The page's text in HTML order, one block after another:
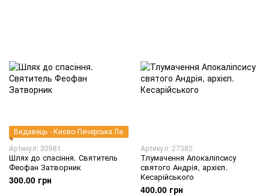
Видавець - Києво-Печерська Лавра
Артикул: 30981
Шлях до спасіння. Святитель
Феофан Затворник
300.00 грн
Артикул: 27382
Тлумачення Апокаліпсису
святого Андрія, архієп.
Кесарійського
400.00 грн